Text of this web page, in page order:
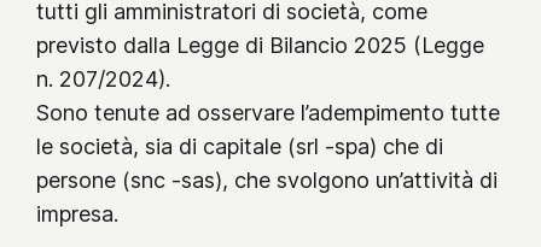
tutti gli amministratori di società, come
previsto dalla Legge di Bilancio 2025 (Legge
n. 207/2024).
Sono tenute ad osservare l’adempimento tutte
le società, sia di capitale (srl -spa) che di
persone (snc -sas), che svolgono un’attività di
impresa.